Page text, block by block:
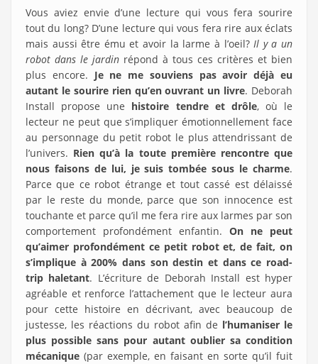
Vous aviez envie d’une lecture qui vous fera sourire
tout du long? D’une lecture qui vous fera rire aux éclats
mais aussi être ému et avoir la larme à l’oeil?Il y a un
robot dans le jardin répond à tous ces critères et bien
plus encore. Je ne me souviens pas avoir déjà eu
autant le sourire rien qu’en ouvrant un livre. Deborah
Install propose une histoire tendre et drôle, où le
lecteur ne peut que s’impliquer émotionnellement face
au personnage du petit robot le plus attendrissant de
l’univers. Rien qu’à la toute première rencontre que
nous faisons de lui, je suis tombée sous le charme.
Parce que ce robot étrange et tout cassé est délaissé
par le reste du monde, parce que son innocence est
touchante et parce qu’il me fera rire aux larmes par son
comportement profondément enfantin. On ne peut
qu’aimer profondément ce petit robot et, de fait, on
s’implique à 200% dans son destin et dans ce road-
trip haletant. L’écriture de Deborah Install est hyper
agréable et renforce l’attachement que le lecteur aura
pour cette histoire en décrivant, avec beaucoup de
justesse, les réactions du robot afin de l’humaniser le
plus possible sans pour autant oublier sa condition
mécanique (par exemple, en faisant en sorte qu’il fuit